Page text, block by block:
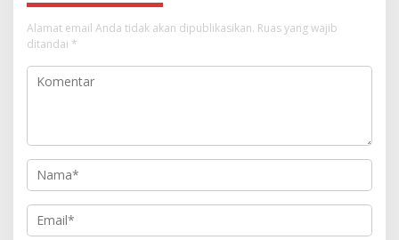
Alamat email Anda tidak akan dipublikasikan. Ruas yang wajib
ditandai *